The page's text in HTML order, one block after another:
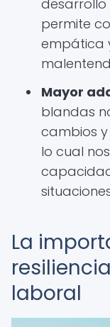
permite
empática
Mayor
blandas
cambios
lo cual
La
laboral